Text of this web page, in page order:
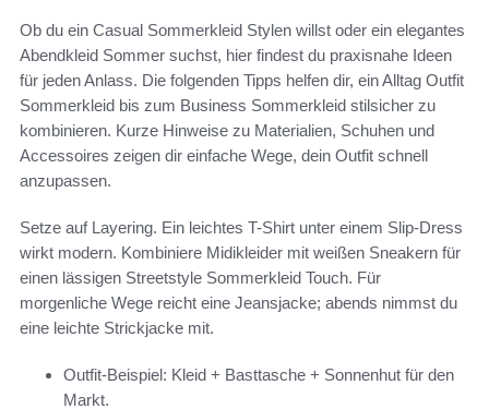
Ob du ein Casual Sommerkleid Stylen willst oder ein elegantes
Abendkleid Sommer suchst, hier findest du praxisnahe Ideen
für jeden Anlass. Die folgenden Tipps helfen dir, ein Alltag Outfit
Sommerkleid bis zum Business Sommerkleid stilsicher zu
kombinieren. Kurze Hinweise zu Materialien, Schuhen und
Accessoires zeigen dir einfache Wege, dein Outfit schnell
anzupassen.
Setze auf Layering. Ein leichtes T-Shirt unter einem Slip-Dress
wirkt modern. Kombiniere Midikleider mit weißen Sneakern für
einen lässigen Streetstyle Sommerkleid Touch. Für
morgenliche Wege reicht eine Jeansjacke; abends nimmst du
eine leichte Strickjacke mit.
Outfit-Beispiel: Kleid + Basttasche + Sonnenhut für den
Markt.